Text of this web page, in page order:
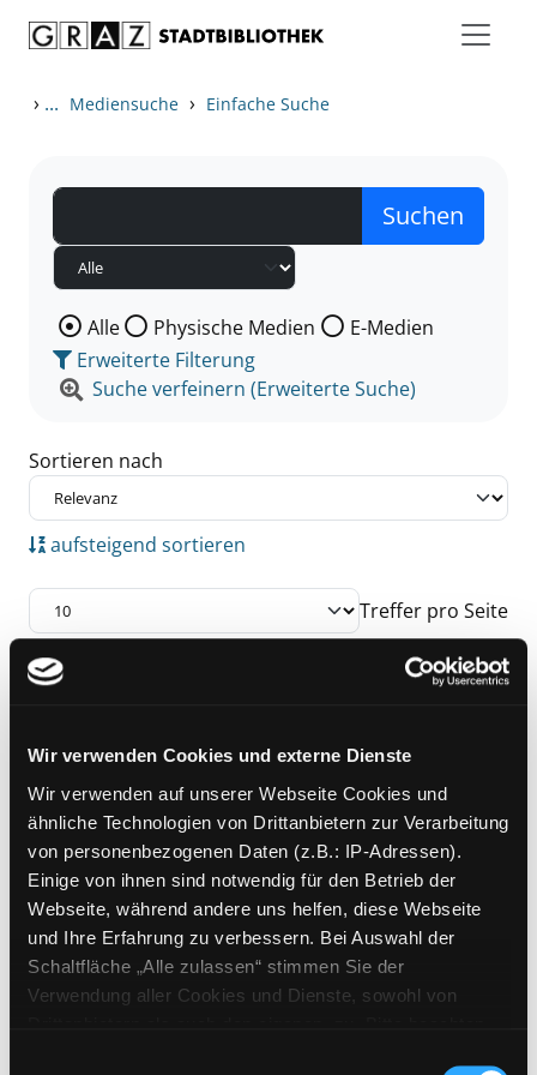
Wir verwenden Cookies und externe Dienste
Wir verwenden auf unserer Webseite Cookies und
ähnliche Technologien von Drittanbietern zur Verarbeitung
von personenbezogenen Daten (z.B.: IP-Adressen).
Einige von ihnen sind notwendig für den Betrieb der
Webseite, während andere uns helfen, diese Webseite
und Ihre Erfahrung zu verbessern. Bei Auswahl der
Schaltfläche „Alle zulassen“ stimmen Sie der
Verwendung aller Cookies und Dienste, sowohl von
› ... Mediensuche › Einfache Suche
Wählen Sie die Medienart nach der Sie suchen wollen.
Alle Physische Medien
E-Medien
Erweiterte Filterung
Suche verfeinern (Erweiterte Suche)
Sortieren nach
aufsteigend sortieren
Treffer pro Seite
Suchergebnis
Exemplar-Details von Smrt mastila anzeigen
Smrt mastila
treca knjiga trilogije Svet od mastila
Verfasser:Funke, CorneliaSuche nach
Jahr:2009
Verlag:Beograd, Carobna knjiga
Zu den Suchfiltern springen
Sortieren nach